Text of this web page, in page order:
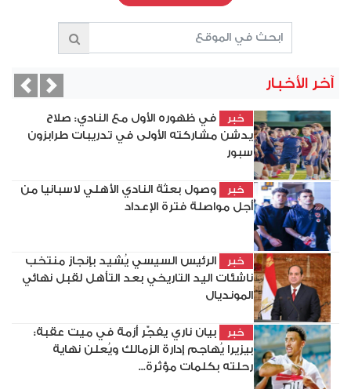
آخر الأخبار
خبر
في ظهوره الأول مع النادي: صلاح
يدشن مشاركته الأولى في تدريبات طرابزون
سبور
خبر
وصول بعثة النادي الأهلي لاسبانيا من
أجل مواصلة فترة الإعداد
خبر
الرئيس السيسي يُشيد بإنجاز منتخب
ناشئات اليد التاريخي بعد التأهل لقبل نهائي
المونديال
خبر
بيان ناري يفجّر أزمة في ميت عقبة:
بيزيرا يُهاجم إدارة الزمالك ويُعلن نهاية
رحلته بكلمات مؤثرة...
Next